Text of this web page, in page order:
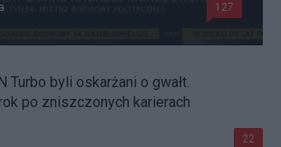
127
Turbo byli oskarżani o gwałt.
po zniszczonych karierach
22